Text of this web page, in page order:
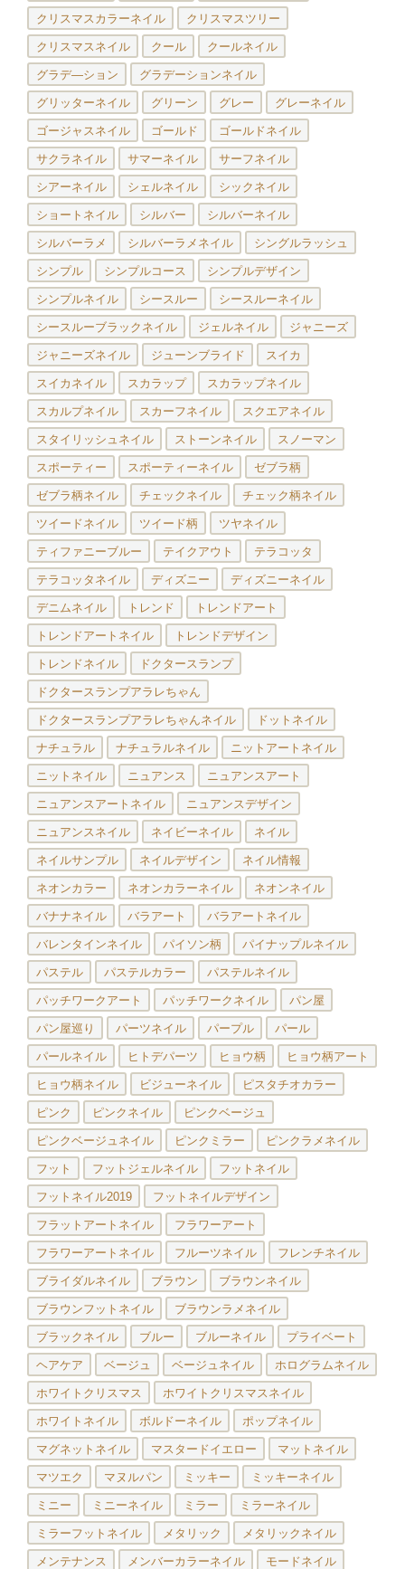
クリスマスカラーネイル クリスマスツリー
クリスマスネイル クール クールネイル
グラデ―ション グラデーションネイル
グリッターネイル グリーン グレー グレーネイル
ゴージャスネイル ゴールド ゴールドネイル
サクラネイル サマーネイル サーフネイル
シアーネイル シェルネイル シックネイル
ショートネイル シルバー シルバーネイル
シルバーラメ シルバーラメネイル シングルラッシュ
シンプル シンプルコース シンプルデザイン
シンプルネイル シースルー シースルーネイル
シースルーブラックネイル ジェルネイル ジャニーズ
ジャニーズネイル ジューンブライド スイカ
スイカネイル スカラップ スカラップネイル
スカルプネイル スカーフネイル スクエアネイル
スタイリッシュネイル ストーンネイル スノーマン
スポーティー スポーティーネイル ゼブラ柄
ゼブラ柄ネイル チェックネイル チェック柄ネイル
ツイードネイル ツイード柄 ツヤネイル
ティファニーブルー テイクアウト テラコッタ
テラコッタネイル ディズニー ディズニーネイル
デニムネイル トレンド トレンドアート
トレンドアートネイル トレンドデザイン
トレンドネイル ドクタースランプ
ドクタースランプアラレちゃん
ドクタースランプアラレちゃんネイル ドットネイル
ナチュラル ナチュラルネイル ニットアートネイル
ニットネイル ニュアンス ニュアンスアート
ニュアンスアートネイル ニュアンスデザイン
ニュアンスネイル ネイビーネイル ネイル
ネイルサンプル ネイルデザイン ネイル情報
ネオンカラー ネオンカラーネイル ネオンネイル
バナナネイル バラアート バラアートネイル
バレンタインネイル パイソン柄 パイナップルネイル
パステル パステルカラー パステルネイル
パッチワークアート パッチワークネイル パン屋
パン屋巡り パーツネイル パープル パール
パールネイル ヒトデパーツ ヒョウ柄 ヒョウ柄アート
ヒョウ柄ネイル ビジューネイル ピスタチオカラー
ピンク ピンクネイル ピンクベージュ
ピンクベージュネイル ピンクミラー ピンクラメネイル
フット フットジェルネイル フットネイル
フットネイル2019 フットネイルデザイン
フラットアートネイル フラワーアート
フラワーアートネイル フルーツネイル フレンチネイル
ブライダルネイル ブラウン ブラウンネイル
ブラウンフットネイル ブラウンラメネイル
ブラックネイル ブルー ブルーネイル プライベート
ヘアケア ベージュ ベージュネイル ホログラムネイル
ホワイトクリスマス ホワイトクリスマスネイル
ホワイトネイル ボルドーネイル ポップネイル
マグネットネイル マスタードイエロー マットネイル
マツエク マヌルパン ミッキー ミッキーネイル
ミニー ミニーネイル ミラー ミラーネイル
ミラーフットネイル メタリック メタリックネイル
メンテナンス メンバーカラーネイル モードネイル